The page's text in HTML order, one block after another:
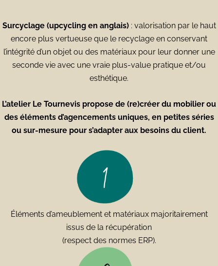
Surcyclage (upcycling en anglais): valorisation par le haut
encore plus vertueuse que le recyclage en conservant
l’intégrité d’un objet ou des matériaux pour leur donner une
seconde vie avec une vraie plus-value pratique et/ou
esthétique.
L’atelier Le Tournevis propose de (re)créer du mobilier ou
des éléments d’agencements uniques, en petites séries
ou sur-mesure pour s’adapter aux besoins du client.
Éléments d’ameublement et matériaux majoritairement
issus de la récupération
(respect des normes ERP).